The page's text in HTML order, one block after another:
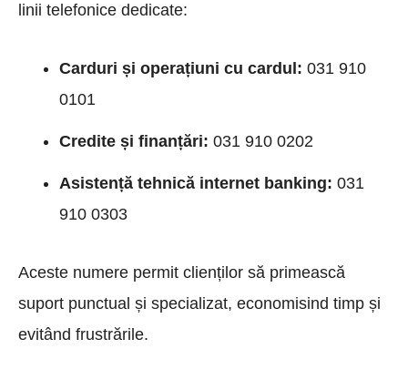
linii telefonice dedicate:
Carduri și operațiuni cu cardul: 031 910
0101
Credite și finanțări: 031 910 0202
Asistență tehnică internet banking: 031
910 0303
Aceste numere permit clienților să primească
suport punctual și specializat, economisind timp și
evitând frustrările.